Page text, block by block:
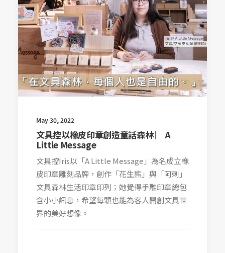
May 30, 2022
文具控以橡皮印章創造童話森林 ︳ A
Little Message
文具控Iris以「A Little Message」為名成立橡
皮印章雕刻品牌，創作「花生熊」與「阿刺」
文具森林生活印章印列；她覺得手雕印章總包
含小小訊息，希望每顆也能為客人開創文具世
界的美好想像。